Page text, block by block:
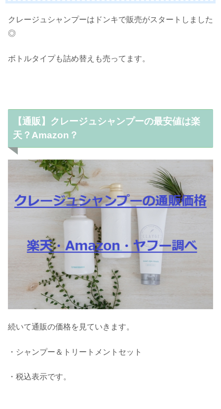
クレージュシャンプーはドンキで販売がスタートしました
◎
ボトルタイプも詰め替えも売ってます。
【通販】クレージュシャンプーの最安値は楽
天？Amazon？
続いて通販の価格を見ていきます。
・シャンプー＆トリートメントセット
・税込表示です。